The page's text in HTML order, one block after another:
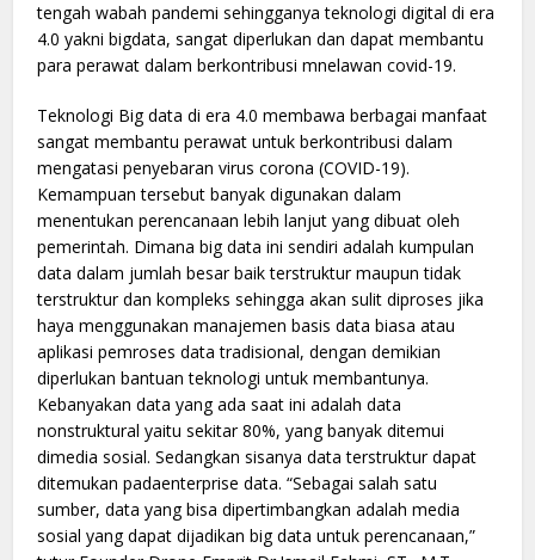
tengah wabah pandemi sehingganya teknologi digital di era
4.0 yakni bigdata, sangat diperlukan dan dapat membantu
para perawat dalam berkontribusi mnelawan covid-19.
Teknologi Big data di era 4.0 membawa berbagai manfaat
sangat membantu perawat untuk berkontribusi dalam
mengatasi penyebaran virus corona (COVID-19).
Kemampuan tersebut banyak digunakan dalam
menentukan perencanaan lebih lanjut yang dibuat oleh
pemerintah. Dimana big data ini sendiri adalah kumpulan
data dalam jumlah besar baik terstruktur maupun tidak
terstruktur dan kompleks sehingga akan sulit diproses jika
haya menggunakan manajemen basis data biasa atau
aplikasi pemroses data tradisional, dengan demikian
diperlukan bantuan teknologi untuk membantunya.
Kebanyakan data yang ada saat ini adalah data
nonstruktural yaitu sekitar 80%, yang banyak ditemui
dimedia sosial. Sedangkan sisanya data terstruktur dapat
ditemukan padaenterprise data. “Sebagai salah satu
sumber, data yang bisa dipertimbangkan adalah media
sosial yang dapat dijadikan big data untuk perencanaan,”